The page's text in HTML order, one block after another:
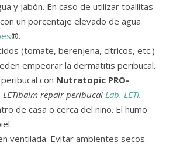
y jabón. En caso de utilizar toallitas
un porcentaje elevado de agua
®.
(tomate, berenjena, cítricos, etc.)
empeorar la dermatitis peribucal.
con Nutratopic PRO-
LETIbalm repair peribucal Lab. LETI.
de casa o cerca del niño. El humo
ventilada. Evitar ambientes secos.